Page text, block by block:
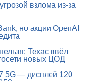
взлома из-за
но акции OpenAI
Техас ввёл
новых ЦОД
5G — дисплей 120